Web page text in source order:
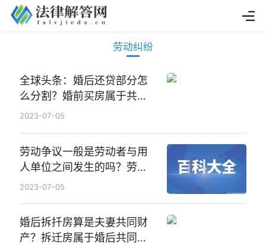
劳动纠纷
全球头条：婚后还贷部分怎
么分割？婚前买房属于共同
财产吗？
2023-07-05
劳动争议一般是劳动者与用
人单位之间发生的吗？劳动
合同的订立时间一般是怎么
2023-07-05
婚后拆扦房算是夫妻共同财
产？拆迁房属于婚后共同财